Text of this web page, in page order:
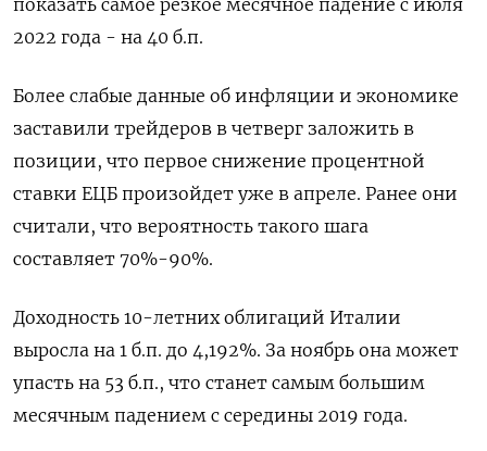
показать самое резкое месячное падение с июля
2022 года - на 40 б.п.
Более слабые данные об инфляции и экономике
заставили трейдеров в четверг заложить в
позиции, что первое снижение процентной
ставки ЕЦБ произойдет уже в апреле. Ранее они
считали, что вероятность такого шага
составляет 70%-90%.
Доходность 10-летних облигаций Италии
выросла на 1 б.п. до 4,192%. За ноябрь она может
упасть на 53 б.п., что станет самым большим
месячным падением с середины 2019 года.